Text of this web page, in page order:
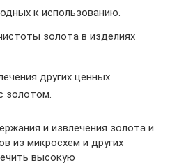
к использованию.
золота в изделиях
других ценных
золотом.
и извлечения золота и
из микросхем и других
высокую